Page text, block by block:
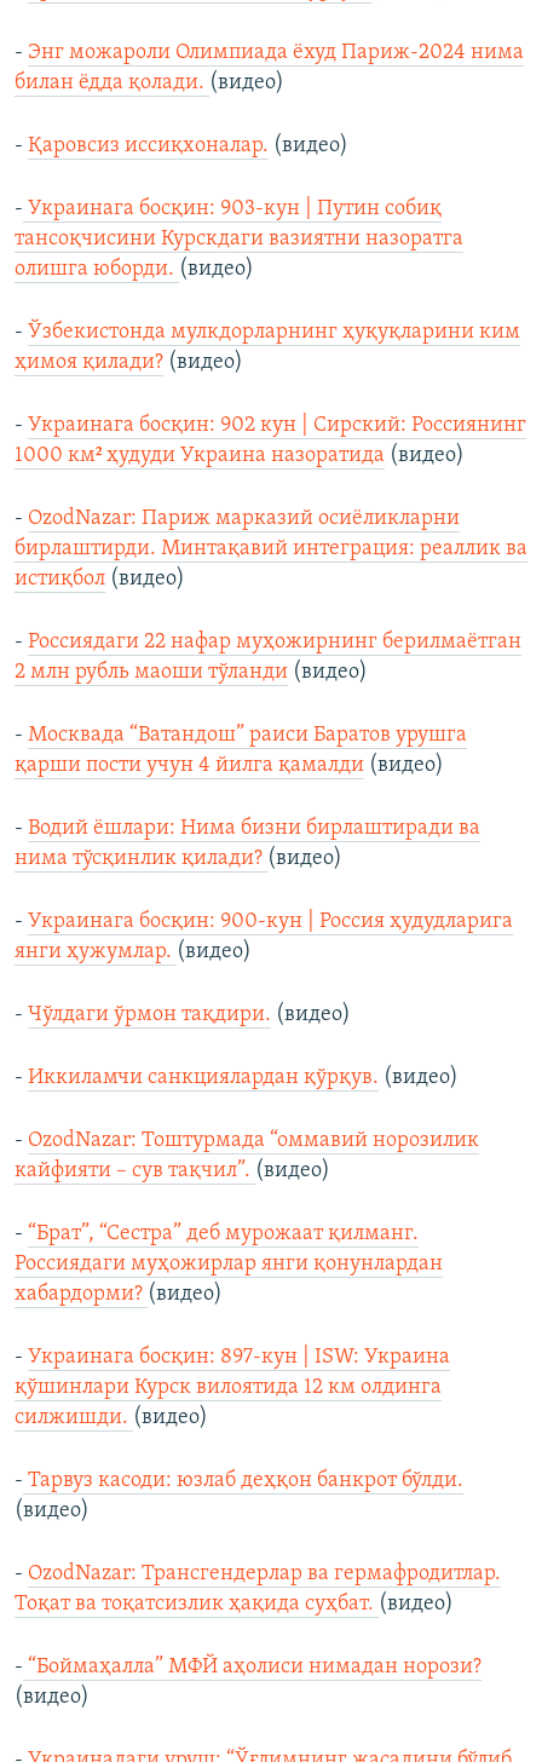
- Энг можароли Олимпиада ёхуд Париж-2024 нима
билан ёдда қолади. (видео)
- Қаровсиз иссиқхоналар. (видео)
- Украинага босқин: 903-кун | Путин собиқ
тансоқчисини Курскдаги вазиятни назоратга
олишга юборди. (видео)
- Ўзбекистонда мулкдорларнинг ҳуқуқларини ким
ҳимоя қилади? (видео)
- Украинага босқин: 902 кун | Сирский: Россиянинг
1000 км² ҳудуди Украина назоратида (видео)
- OzodNazar: Париж марказий осиёликларни
бирлаштирди. Минтақавий интеграция: реаллик ва
истиқбол (видео)
- Россиядаги 22 нафар муҳожирнинг берилмаётган
2 млн рубль маоши тўланди (видео)
- Москвада “Ватандош” раиси Баратов урушга
қарши пости учун 4 йилга қамалди (видео)
- Водий ёшлари: Нима бизни бирлаштиради ва
нима тўсқинлик қилади? (видео)
- Украинага босқин: 900-кун | Россия ҳудудларига
янги ҳужумлар. (видео)
- Чўлдаги ўрмон тақдири. (видео)
- Иккиламчи санкциялардан қўрқув. (видео)
- OzodNazar: Тоштурмада “оммавий норозилик
кайфияти – сув тақчил”. (видео)
- “Брат”, “Сестра” деб мурожаат қилманг.
Россиядаги муҳожирлар янги қонунлардан
хабардорми? (видео)
- Украинага босқин: 897-кун | ISW: Украина
қўшинлари Курск вилоятида 12 км олдинга
силжишди. (видео)
- Тарвуз касоди: юзлаб деҳқон банкрот бўлди.
(видео)
- OzodNazar: Трансгендерлар ва гермафродитлар.
Тоқат ва тоқатсизлик ҳақида суҳбат. (видео)
- “Боймаҳалла” МФЙ аҳолиси нимадан норози?
(видео)